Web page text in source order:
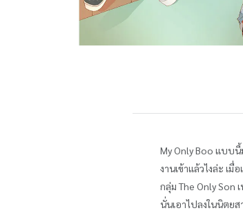
My Only Boo แบบ
งานเข้าแล้วไงล่ะ เ
กลุ่ม The Only Son
นั่นเอาไปลงในนิตยส